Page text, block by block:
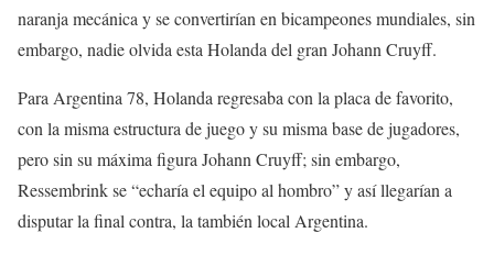
naranja mecánica y se convertirían en bicampeones mundiales, sin
embargo, nadie olvida esta Holanda del gran Johann Cruyff.
Para Argentina 78, Holanda regresaba con la placa de favorito,
con la misma estructura de juego y su misma base de jugadores,
pero sin su máxima figura Johann Cruyff; sin embargo,
Ressembrink se “echaría el equipo al hombro” y así llegarían a
disputar la final contra, la también local Argentina.